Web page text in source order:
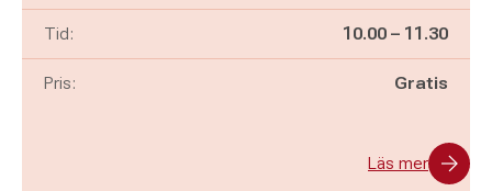
Tid: Pågår mellan
10.00 – och
11.30
Pris: Gratis
Läs mer